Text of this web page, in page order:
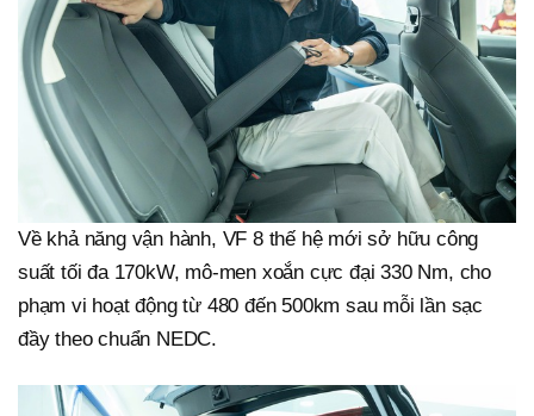
Về khả năng vận hành, VF 8 thế hệ mới sở hữu công
suất tối đa 170kW, mô-men xoắn cực đại 330 Nm, cho
phạm vi hoạt động từ 480 đến 500km sau mỗi lần sạc
đầy theo chuẩn NEDC.